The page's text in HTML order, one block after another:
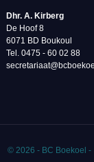
Dhr. A. Kirberg
De Hoof 8
6071 BD Boukoul
Tel. 0475 - 60 02 88‬
© 2026 - BC Boekoel